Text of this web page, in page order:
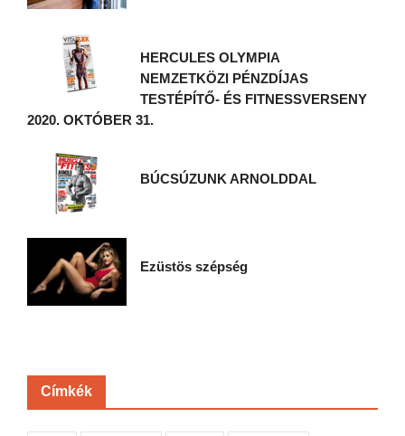
HERCULES OLYMPIA
NEMZETKÖZI PÉNZDÍJAS
TESTÉPÍTŐ- ÉS FITNESSVERSENY
2020. OKTÓBER 31.
BÚCSÚZUNK ARNOLDDAL
Ezüstös szépség
Címkék